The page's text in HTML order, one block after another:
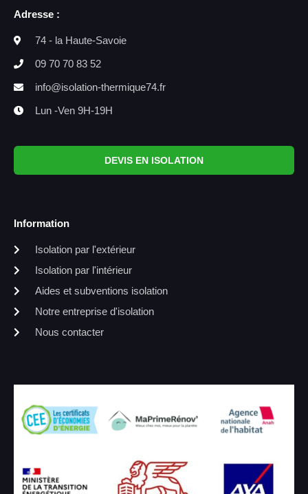
Adresse :
74 - la Haute-Savoie
09 70 70 83 52
info@isolation-thermique74.fr
Lun -Ven 9H-19H
DEVIS EN ISOLATION
Information
Isolation par l'extérieur
Isolation par l'intérieur
Aides et subventions isolation
Notre entreprise d'isolation
Nous contacter